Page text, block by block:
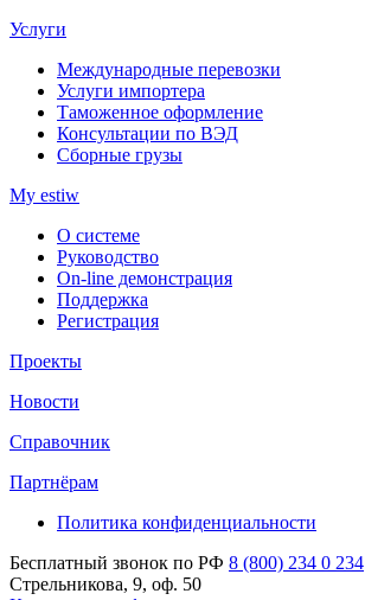
Услуги
Международные перевозки
Услуги импортера
Таможенное оформление
Консультации по ВЭД
Сборные грузы
My estiw
О системе
Руководство
On-line демонстрация
Поддержка
Регистрация
Проекты
Новости
Справочник
Партнёрам
Политика конфиденциальности
Бесплатный звонок по РФ 8 (800) 234 0 234
Стрельникова, 9, оф. 50